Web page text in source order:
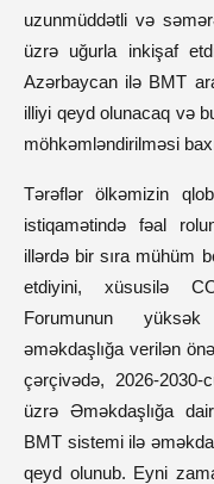
uzunmüddətli və
üzrə uğurla inkişaf
Azərbaycan ilə BMT
illiyi qeyd olunacaq və
möhkəmləndirilməsi
Tərəflər ölkəmizin
istiqamətində fəal
illərdə bir sıra mühüm
etdiyini, xüsusilə
Forumunun
əməkdaşlığa verilən
çərçivədə, 2026-2030-
üzrə Əməkdaşlığa
BMT sistemi ilə
qeyd olunub. Eyni